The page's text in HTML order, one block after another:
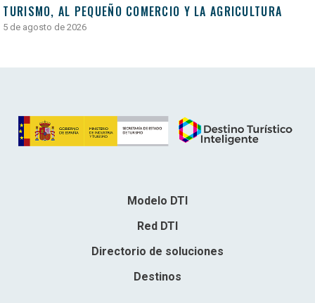
TURISMO, AL PEQUEÑO COMERCIO Y LA AGRICULTURA
5 de agosto de 2026
Modelo DTI
Red DTI
Directorio de soluciones
Destinos